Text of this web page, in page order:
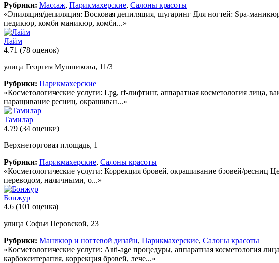
Рубрики: Массаж, Парикмахерские, Салоны красоты
«Эпиляция/депиляция: Восковая депиляция, шугаринг Для ногтей: Spa-
педикюр, комби маникюр, комби...»
Лайм
4.71 (78 оценок)
улица Георгия Мушникова, 11/3
Рубрики: Парикмахерские
«Косметологические услуги: Lpg, rf-лифтинг, аппаратная косметология лица,
наращивание ресниц, окрашиван...»
Тамилар
4.79 (34 оценки)
Верхнеторговая площадь, 1
Рубрики: Парикмахерские, Салоны красоты
«Косметологические услуги: Коррекция бровей, окрашивание бровей/
переводом, наличными, о...»
Бонжур
4.6 (101 оценка)
улица Софьи Перовской, 23
Рубрики: Маникюр и ногтевой дизайн, Парикмахерские, Салоны красоты
«Косметологические услуги: Anti-age процедуры, аппаратная косметология
карбокситерапия, коррекция бровей, лече...»